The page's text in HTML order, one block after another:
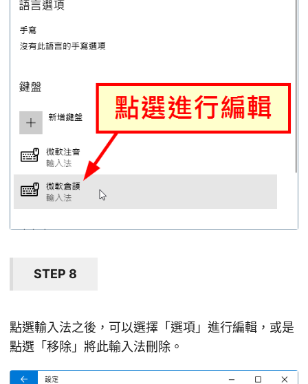
STEP 8
點選輸入法之後，可以選擇「選項」進行編輯，或是
點選「移除」將此輸入法刪除。